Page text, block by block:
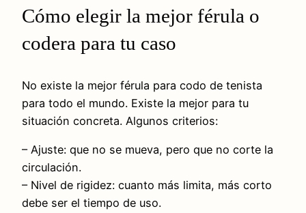
Cómo elegir la mejor férula o
codera para tu caso
No existe la mejor férula para codo de tenista
para todo el mundo. Existe la mejor para tu
situación concreta. Algunos criterios:
– Ajuste: que no se mueva, pero que no corte la
circulación.
– Nivel de rigidez: cuanto más limita, más corto
debe ser el tiempo de uso.